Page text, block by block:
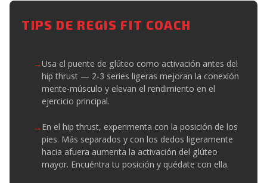
TIPS DE REGIS FIT COACH
Usa el puente de glúteo como activación antes del
hip thrust — 2-3 series ligeras mejoran la conexión
mente-músculo y elevan el rendimiento en el
ejercicio principal.
En el hip thrust, experimenta con la posición de los
pies. Más separados y con los dedos ligeramente
hacia afuera aumenta la activación del glúteo
mayor. Encuéntra tu posición y quédate con ella.